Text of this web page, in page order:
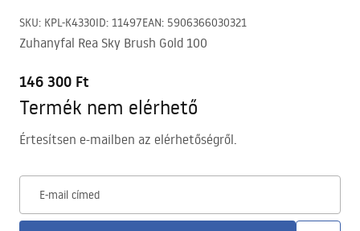
SKU: KPL-K4330ID: 11497EAN: 5906366030321
Zuhanyfal Rea Sky Brush Gold 100
146 300 Ft
Termék nem elérhető
Értesítsen e-mailben az elérhetőségről.
E-mail címed